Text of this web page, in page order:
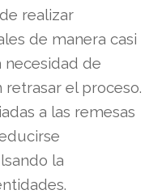
realizar
de manera casi
necesidad de
el proceso.
a las remesas
la